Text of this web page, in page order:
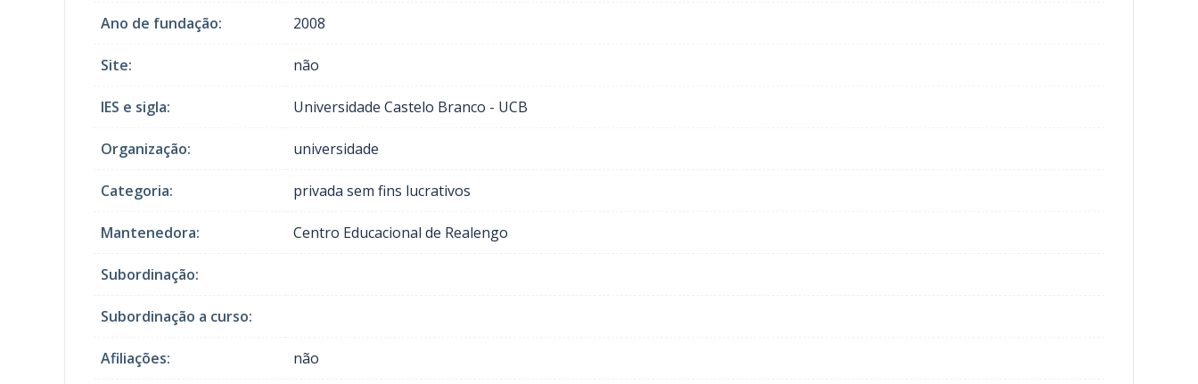
Ano de fundação: 2008
Site: não
IES e sigla: Universidade Castelo Branco - UCB
Organização: universidade
Categoria: privada sem fins lucrativos
Mantenedora: Centro Educacional de Realengo
Subordinação:
Subordinação a curso:
Afiliações: não